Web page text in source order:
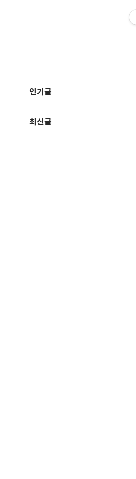
추
정
인기글
최신글